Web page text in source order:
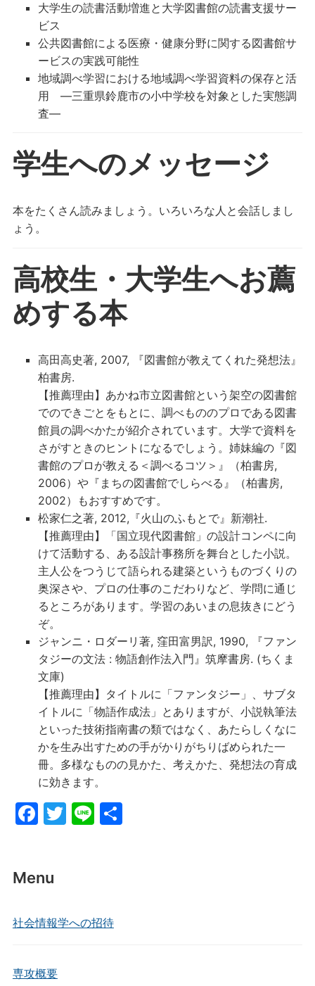
Menu
社会情報学への招待
専攻概要
大学生の読書活動増進と大学図書館の読書支援サー
ビス
公共図書館による医療・健康分野に関する図書館サ
ービスの実践可能性
地域調べ学習における地域調べ学習資料の保存と活
用 ―三重県鈴鹿市の小中学校を対象とした実態調
査―
学生へのメッセージ
本をたくさん読みましょう。いろいろな人と会話しまし
ょう。
高校生・大学生へお薦
めする本
高田高史著, 2007, 『図書館が教えてくれた発想法』
柏書房.
【推薦理由】あかね市立図書館という架空の図書館
でのできごとをもとに、調べもののプロである図書
館員の調べかたが紹介されています。大学で資料を
さがすときのヒントになるでしょう。姉妹編の『図
書館のプロが教える＜調べるコツ＞』（柏書房,
2006）や『まちの図書館でしらべる』（柏書房,
2002）もおすすめです。
松家仁之著, 2012,『火山のふもとで』新潮社.
【推薦理由】「国立現代図書館」の設計コンペに向
けて活動する、ある設計事務所を舞台とした小説。
主人公をつうじて語られる建築というものづくりの
奥深さや、プロの仕事のこだわりなど、学問に通じ
るところがあります。学習のあいまの息抜きにどう
ぞ。
ジャンニ・ロダーリ著, 窪田富男訳, 1990, 『ファン
タジーの文法 : 物語創作法入門』筑摩書房. (ちくま
文庫)
【推薦理由】タイトルに「ファンタジー」、サブタ
イトルに「物語作成法」とありますが、小説執筆法
といった技術指南書の類ではなく、あたらしくなに
かを生み出すための手がかりがちりばめられた一
冊。多様なものの見かた、考えかた、発想法の育成
に効きます。
F
e
o
k
T Li 共